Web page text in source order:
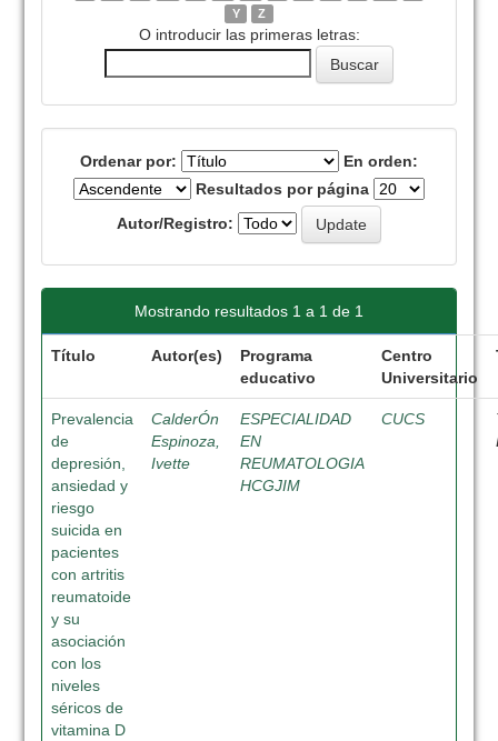
Y
Z
O introducir las primeras letras:
Ordenar por:
En orden:
Resultados por página
Autor/Registro:
Mostrando resultados 1 a 1 de 1
Título Autor(es)
Programa
educativo
Centro
Universitario
Prevalencia
de
depresión,
ansiedad y
riesgo
suicida en
pacientes
con artritis
reumatoide
y su
asociación
con los
niveles
séricos de
vitamina D
CalderÓn
Espinoza,
Ivette
ESPECIALIDAD
EN
REUMATOLOGIA
HCGJIM
CUCS